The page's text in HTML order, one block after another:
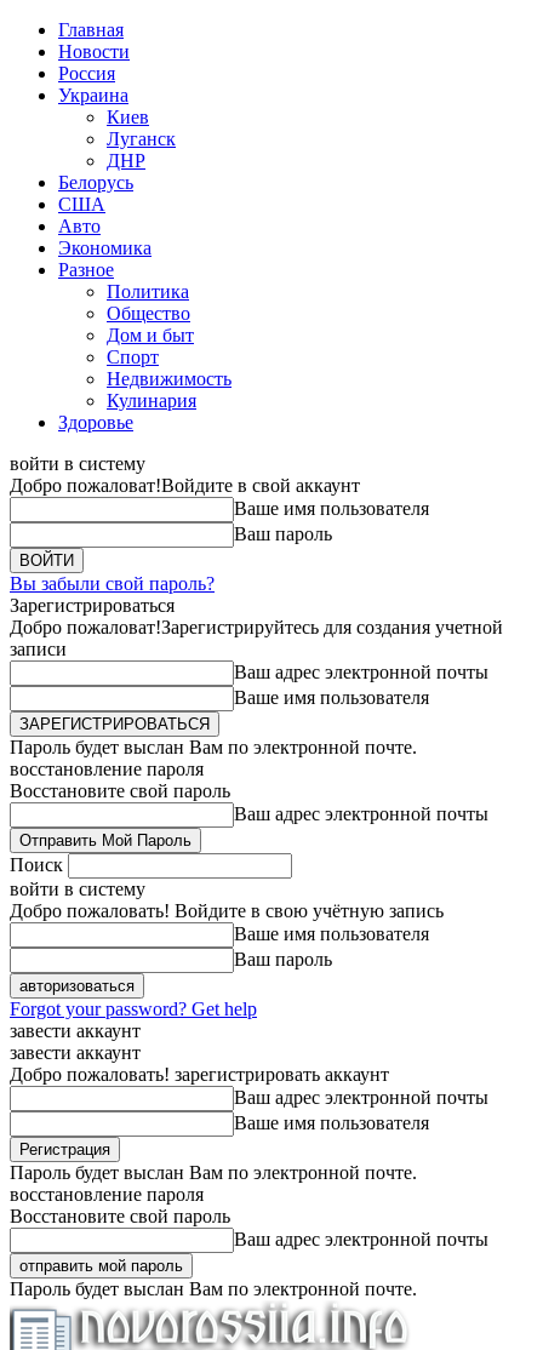
Главная
Новости
Россия
Украина
Киев
Луганск
ДНР
Белорусь
США
Авто
Экономика
Разное
Политика
Общество
Дом и быт
Спорт
Недвижимость
Кулинария
Здоровье
войти в систему
Добро пожаловат!Войдите в свой аккаунт
Ваше имя пользователя
Ваш пароль
Вы забыли свой пароль?
Зарегистрироваться
Добро пожаловат!Зарегистрируйтесь для создания учетной
записи
Ваш адрес электронной почты
Ваше имя пользователя
Пароль будет выслан Вам по электронной почте.
восстановление пароля
Восстановите свой пароль
Ваш адрес электронной почты
Поиск
войти в систему
Добро пожаловать! Войдите в свою учётную запись
Ваше имя пользователя
Ваш пароль
Forgot your password? Get help
завести аккаунт
завести аккаунт
Добро пожаловать! зарегистрировать аккаунт
Ваш адрес электронной почты
Ваше имя пользователя
Пароль будет выслан Вам по электронной почте.
восстановление пароля
Восстановите свой пароль
Ваш адрес электронной почты
Пароль будет выслан Вам по электронной почте.